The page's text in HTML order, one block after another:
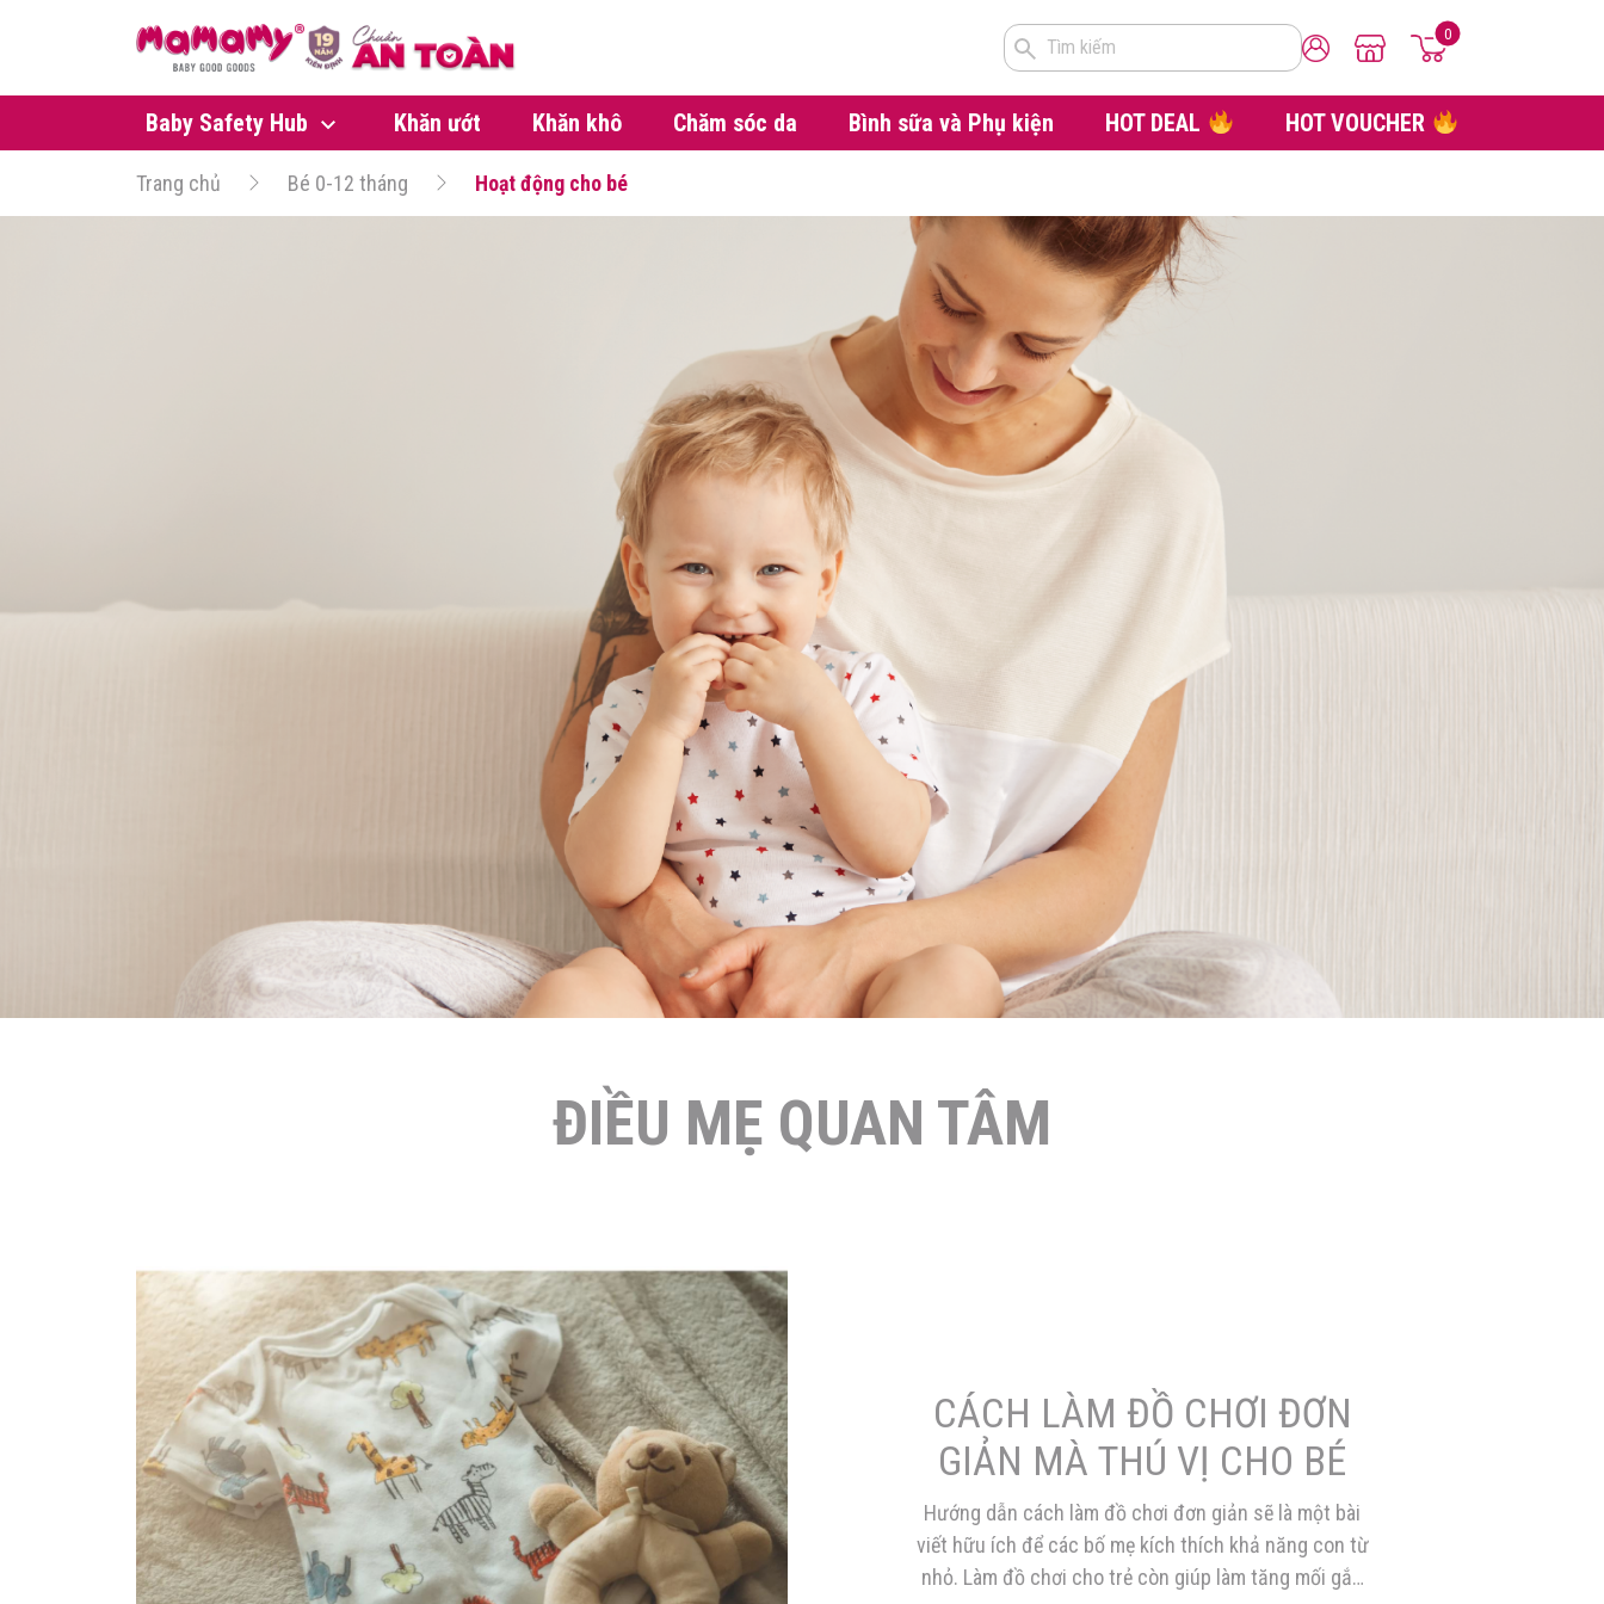
Tìm kiếm
0
Baby Safety Hub Khăn ướt Khăn khô Chăm sóc da Bình sữa và Phụ kiện HOT DEAL HOT VOUCHER
Trang chủ Bé 0-12 tháng Hoạt động cho bé
ĐIỀU MẸ QUAN TÂM
CÁCH LÀM ĐỒ CHƠI ĐƠN
GIẢN MÀ THÚ VỊ CHO BÉ
Hướng dẫn cách làm đồ chơi đơn giản sẽ là một bài
viết hữu ích để các bố mẹ kích thích khả năng con từ
nhỏ. Làm đồ chơi cho trẻ còn giúp làm tăng mối gắn